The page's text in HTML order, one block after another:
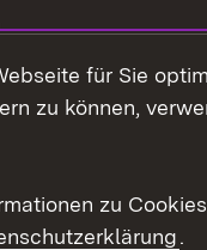
für Sie
zu können,
zu
.